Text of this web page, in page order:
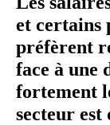
et certains
préfèrent
face à une
fortement
secteur